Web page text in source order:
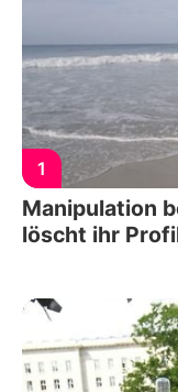
1
Manipulation
löscht ihr